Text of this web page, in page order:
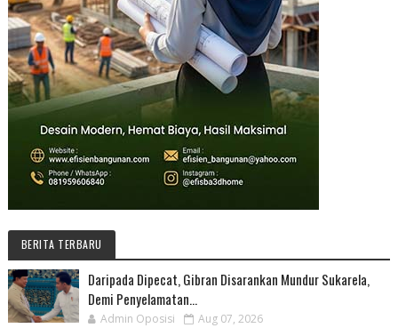
BERITA TERBARU
Daripada Dipecat, Gibran Disarankan Mundur Sukarela,
Demi Penyelamatan...
Admin Oposisi Aug 07, 2026